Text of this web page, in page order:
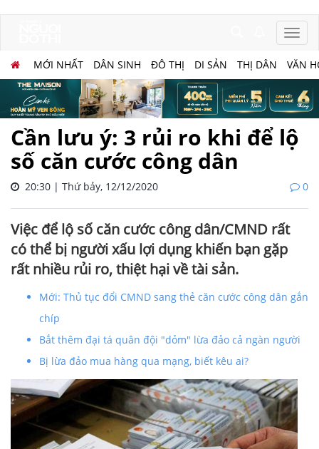
MỚI NHẤT DÂN SINH ĐÔ THỊ DI SẢN THỊ DÂN VĂN
Cần lưu ý: 3 rủi ro khi để lộ
số căn cước công dân
20:30 | Thứ bảy, 12/12/2020 0
Việc để lộ số căn cước công dân/CMND rất
có thể bị người xấu lợi dụng khiến bạn gặp
rất nhiều rủi ro, thiệt hại về tài sản.
Mới: Thủ tục đổi CMND sang thẻ căn cước công dân gắn
chíp
Bắt thêm đại tá quân đội "dỏm" lừa đảo cả ngàn người
Bị lừa đảo mua hàng qua mạng, biết kêu ai?